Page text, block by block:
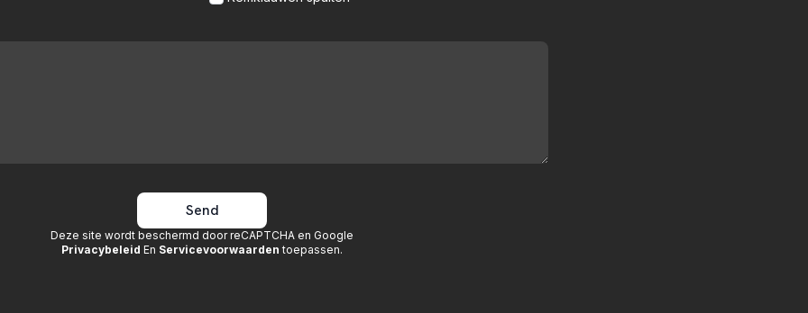
Send
Deze site wordt beschermd door reCAPTCHA en Google
Privacybeleid En Servicevoorwaarden toepassen.